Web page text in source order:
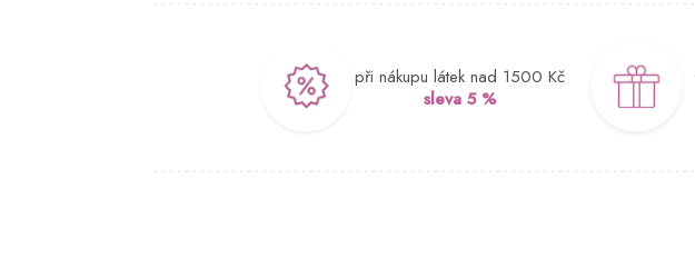
při nákupu látek nad 1500 Kč
sleva 5 %